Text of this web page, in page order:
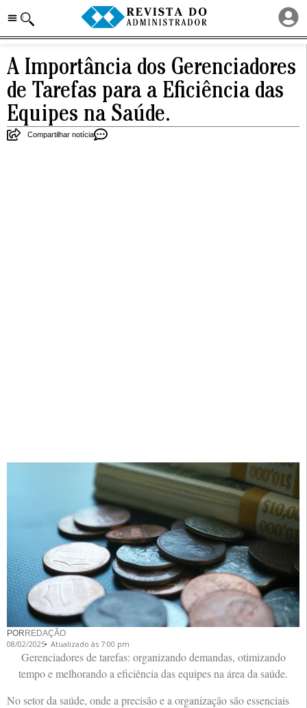
A Importância dos Gerenciadores
de Tarefas para a Eficiência das
Equipes na Saúde.
Compartilhar notícia
POR REDAÇÃO
08/02/2025 Atualizado às 7:00 pm
Gerenciadores de tarefas: organizando demandas, otimizando
tempo e melhorando a eficiência das equipes na área da saúde.
No setor da saúde, onde a precisão e a organização são essenciais